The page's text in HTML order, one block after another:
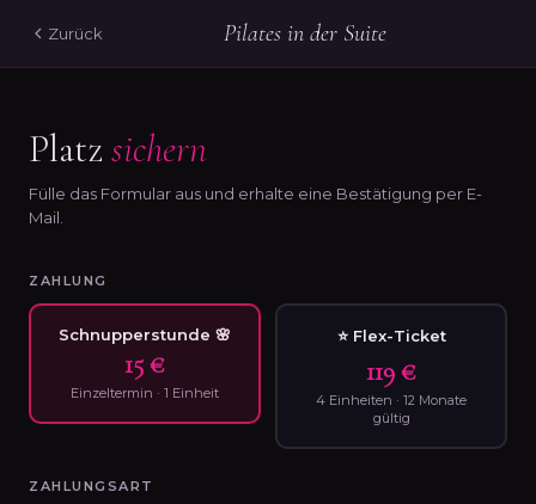
Zurück Pilates in der Suite
Platz sichern
Fülle das Formular aus und erhalte eine Bestätigung per E-
Mail.
ZAHLUNG
Schnupperstunde 🌸
15 €
Einzeltermin · 1 Einheit
⭐ Flex-Ticket
119 €
4 Einheiten · 12 Monate
gültig
ZAHLUNGSART